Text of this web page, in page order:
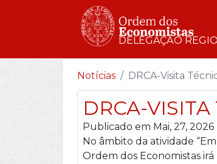
DELEGAÇÃO
Notícias DRCA-Visita
DRCA-
Publicado em Mai, 27, 2026
No âmbito da atividade
Ordem dos Economistas